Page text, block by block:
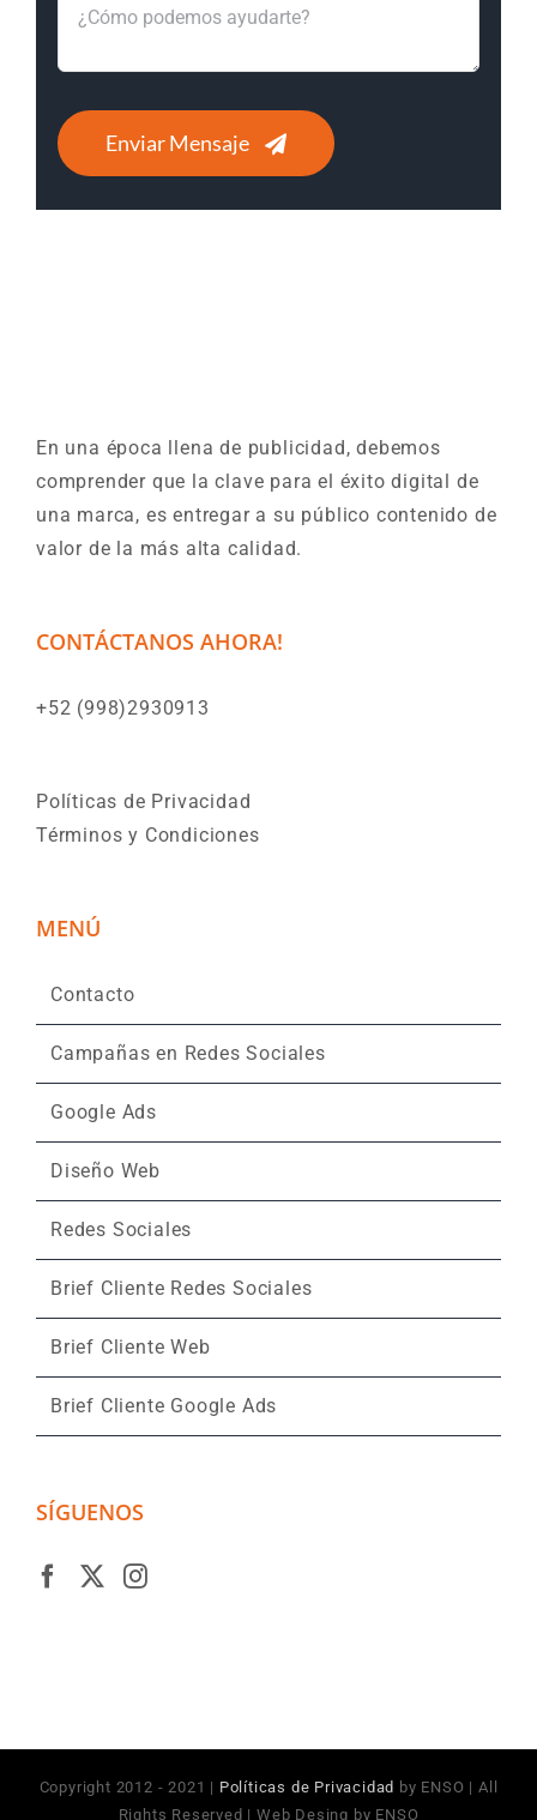
Enviar Mensaje
En una época llena de publicidad, debemos
comprender que la clave para el éxito digital de
una marca, es entregar a su público contenido de
valor de la más alta calidad.
CONTÁCTANOS AHORA!
+52 (998)2930913
Políticas de Privacidad
Términos y Condiciones
MENÚ
Contacto
Campañas en Redes Sociales
Google Ads
Diseño Web
Redes Sociales
Brief Cliente Redes Sociales
Brief Cliente Web
Brief Cliente Google Ads
SÍGUENOS
Copyright 2012 - 2021 | Políticas de Privacidad by ENSO | All
Rights Reserved | Web Desing by ENSO